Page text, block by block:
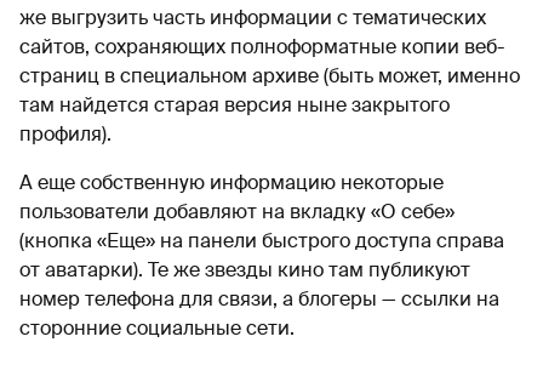
же выгрузить часть информации с тематических
сайтов, сохраняющих полноформатные копии веб-
страниц в специальном архиве (быть может, именно
там найдется старая версия ныне закрытого
профиля).
А еще собственную информацию некоторые
пользователи добавляют на вкладку «О себе»
(кнопка «Еще» на панели быстрого доступа справа
от аватарки). Те же звезды кино там публикуют
номер телефона для связи, а блогеры — ссылки на
сторонние социальные сети.